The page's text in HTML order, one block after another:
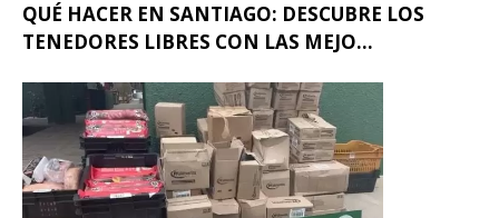
QUÉ HACER EN SANTIAGO: DESCUBRE LOS
TENEDORES LIBRES CON LAS MEJO...